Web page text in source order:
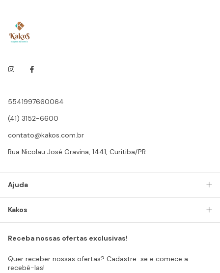
5541997660064
(41) 3152-6600
contato@kakos.com.br
Rua Nicolau José Gravina, 1441, Curitiba/PR
Ajuda
Kakos
Receba nossas ofertas exclusivas!
Quer receber nossas ofertas? Cadastre-se e comece a
recebê-las!